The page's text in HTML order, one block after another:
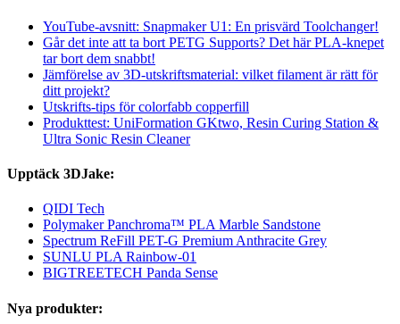
YouTube-avsnitt: Snapmaker U1: En prisvärd Toolchanger!
Går det inte att ta bort PETG Supports? Det här PLA-knepet
tar bort dem snabbt!
Jämförelse av 3D-utskriftsmaterial: vilket filament är rätt för
ditt projekt?
Utskrifts-tips för colorfabb copperfill
Produkttest: UniFormation GKtwo, Resin Curing Station &
Ultra Sonic Resin Cleaner
Upptäck 3DJake:
QIDI Tech
Polymaker Panchroma™ PLA Marble Sandstone
Spectrum ReFill PET-G Premium Anthracite Grey
SUNLU PLA Rainbow-01
BIGTREETECH Panda Sense
Nya produkter: